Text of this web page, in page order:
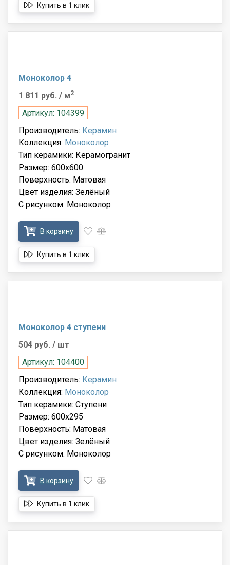
Купить в 1 клик
Моноколор 4
1 811 руб. / м2
Артикул: 104399
Производитель: Керамин
Коллекция: Моноколор
Тип керамики: Керамогранит
Размер: 600x600
Поверхность: Матовая
Цвет изделия: Зелёный
С рисунком: Моноколор
В корзину
Купить в 1 клик
Моноколор 4 ступени
504 руб. / шт
Артикул: 104400
Производитель: Керамин
Коллекция: Моноколор
Тип керамики: Ступени
Размер: 600x295
Поверхность: Матовая
Цвет изделия: Зелёный
С рисунком: Моноколор
В корзину
Купить в 1 клик